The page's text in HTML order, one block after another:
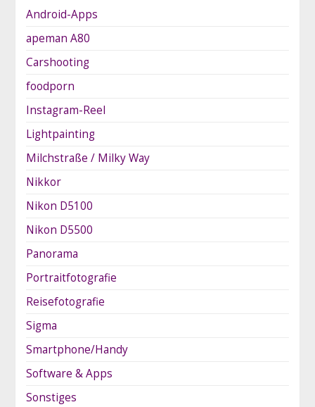
Android-Apps
apeman A80
Carshooting
foodporn
Instagram-Reel
Lightpainting
Milchstraße / Milky Way
Nikkor
Nikon D5100
Nikon D5500
Panorama
Portraitfotografie
Reisefotografie
Sigma
Smartphone/Handy
Software & Apps
Sonstiges